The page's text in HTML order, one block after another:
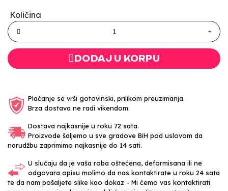
Količina
DODAJ U KORPU
Plaćanje se vrši gotovinski, prilikom preuzimanja.
Brza dostava ne radi vikendom.
Dostava najkasnije u roku 72 sata.
Proizvode šaljemo u sve gradove BiH pod uslovom da
narudžbu zaprimimo najkasnije do 14 sati.
U slučaju da je vaša roba oštećena, deformisana ili ne
odgovara opisu molimo da nas kontaktirate u roku 24 sata
te da nam pošaljete slike kao dokaz - Mi ćemo vas kontaktirati